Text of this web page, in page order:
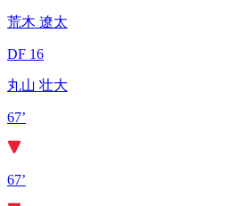
荒木 遼太
DF 16
丸山 壮大
67’
67’